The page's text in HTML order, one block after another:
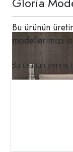
Bu ürünün
modellerimizi
Bu ürünün